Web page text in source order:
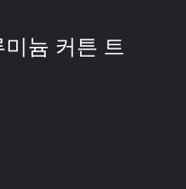
늄 커튼 트